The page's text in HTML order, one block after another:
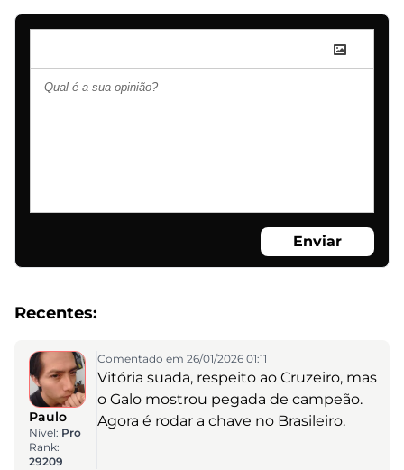
Enviar
Recentes:
Paulo
Nível: Pro
Rank:
29209
Comentado em 26/01/2026 01:11
Vitória suada, respeito ao Cruzeiro, mas
o Galo mostrou pegada de campeão.
Agora é rodar a chave no Brasileiro.